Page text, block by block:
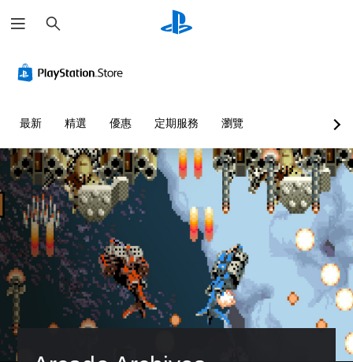
尋
最新 精選 優惠 定期服務 瀏覽